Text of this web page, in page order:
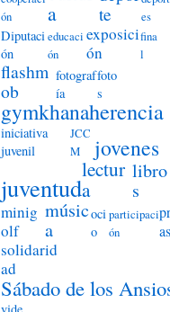
ón
a
te
es
Diputaci
ón
educaci
ón
exposici
ón
fina
l
flashm
ob
fotograf
ía
foto
s
gymkhanaherencia
iniciativa
juvenil
JCC
M
jovenes
juventud
lectur
a
libro
s
minig
olf
músic
a
oci
o
participaci
ón
as
solidarid
ad
Sábado de los